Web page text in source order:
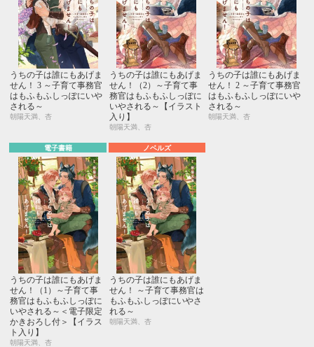
うちの子は誰にもあげま
せん！ 3 ～子育て事務官
はもふもふしっぽにいや
される～
朝陽天満、杏
うちの子は誰にもあげま
せん！（2）～子育て事
務官はもふもふしっぽに
いやされる～【イラスト
入り】
朝陽天満、杏
うちの子は誰にもあげま
せん！ 2 ～子育て事務官
はもふもふしっぽにいや
される～
朝陽天満、杏
電子書籍
うちの子は誰にもあげま
せん！（1）～子育て事
務官はもふもふしっぽに
いやされる～＜電子限定
かきおろし付＞【イラス
ト入り】
朝陽天満、杏
ノベルズ
うちの子は誰にもあげま
せん！ ～子育て事務官は
もふもふしっぽにいやさ
れる～
朝陽天満、杏